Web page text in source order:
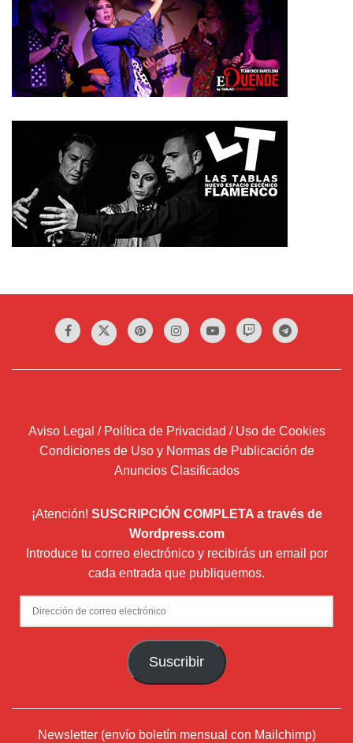
Aviso Legal / Política de Privacidad / Uso de Cookies
Condiciones de Uso y Normas de Publicación de
Anuncios Clasificados
¡Atención! SUSCRIPCIÓN COMPLETA a través de
Wordpress.com
Introduce tu correo electrónico y recibirás un email por
cada entrada que publiquemos.
Dirección
de
Suscribir
Newsletter (envío boletín mensual con Mailchimp)